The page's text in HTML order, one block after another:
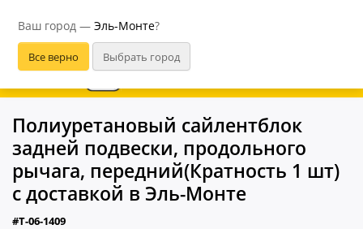
Ваш город — Эль-Монте?
В приложении удобнее
Полиуретановый сайлентблок
задней подвески, продольного
рычага, передний(Кратность 1 шт)
с доставкой в Эль-Монте
#T-06-1409